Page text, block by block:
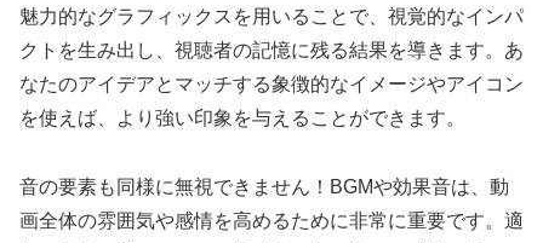
魅力的なグラフィックスを用いることで、視覚的なインパ
クトを生み出し、視聴者の記憶に残る結果を導きます。あ
なたのアイデアとマッチする象徴的なイメージやアイコン
を使えば、より強い印象を与えることができます。
音の要素も同様に無視できません！BGMや効果音は、動
画全体の雰囲気や感情を高めるために非常に重要です。適